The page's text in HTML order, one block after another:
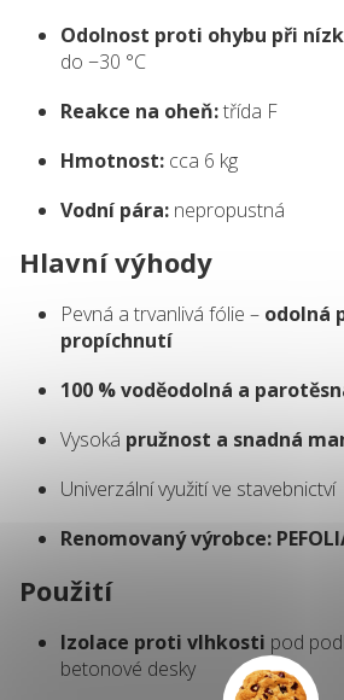
Odolnost proti ohybu při
do −30 °C
Reakce na oheň:třída F
Hmotnost: cca 6 kg
Vodní pára: nepropustná
Hlavní výhody
Pevná a trvanlivá fólie – odolná
propíchnutí
100 % voděodolná a
Vysoká pružnost a snadná
Univerzální využití ve stavebnictví
Renomovaný výrobce:
Použití
Izolace proti vlhkosti pod
betonové desky